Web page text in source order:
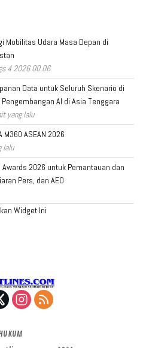
Mobilitas Udara Masa Depan di
4 2026 00.06
Data untuk Seluruh Skenario di
AI di Asia Tenggara
yang lalu
M360 ASEAN 2026
lalu
2026 untuk Pemantauan dan
Pers, dan AEO
Widget Ini